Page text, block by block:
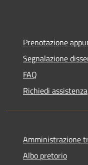
Prenotazione
Segnalazione
FAQ
Richiedi assistenza
Amministrazione
Albo pretorio